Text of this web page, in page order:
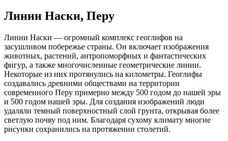
Линии Наски, Перу
Линии Наски — огромный комплекс геоглифов на
засушливом побережье страны. Он включает изображения
животных, растений, антропоморфных и фантастических
фигур, а также многочисленные геометрические линии.
Некоторые из них протянулись на километры. Геоглифы
создавались древними обществами на территории
современного Перу примерно между 500 годом до нашей эры
и 500 годом нашей эры. Для создания изображений люди
удаляли темный поверхностный слой грунта, открывая более
светлую почву под ним. Благодаря сухому климату многие
рисунки сохранились на протяжении столетий.